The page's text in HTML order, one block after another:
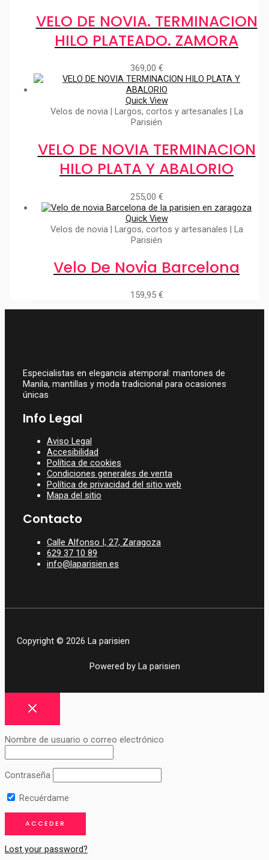
VELO DE NOVIA. TERMINACION
HILO PLATEADO. ZAMORA
369,00 €
Quick View
Velos de novia | Largos, cortos y artesanales | La
Parisién
VELO DE NOVIA TERMINACION
HILO PLATA Y ABALORIO
255,00 €
Quick View
Velos de novia | Largos, cortos y artesanales | La
Parisién
Velo De Novia Barcelona
159,95 €
Especialistas en elegancia atemporal: mantones de
Manila, mantillas y moda tradicional para ocasiones
únicas
Info Legal
Aviso Legal
Accesibilidad
Política de cookies
Condiciones generales de venta
Política de privacidad del sitio web
Mapa del sitio
Contacto
Calle Alfonso I, 27, Zaragoza
629 37 10 89
info@laparisien.es
Copyright © 2026 La parisien
Powered by La parisien
Nombre de usuario o correo electrónico
Contraseña
Recuérdame
Lost your password?